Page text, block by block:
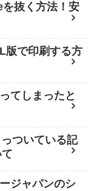
抜く方法！安
版で印刷する方
てしまったと
ついている記
ジャパンのシ